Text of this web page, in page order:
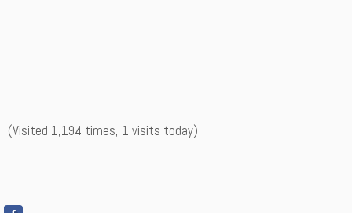
(Visited 1,194 times, 1 visits today)